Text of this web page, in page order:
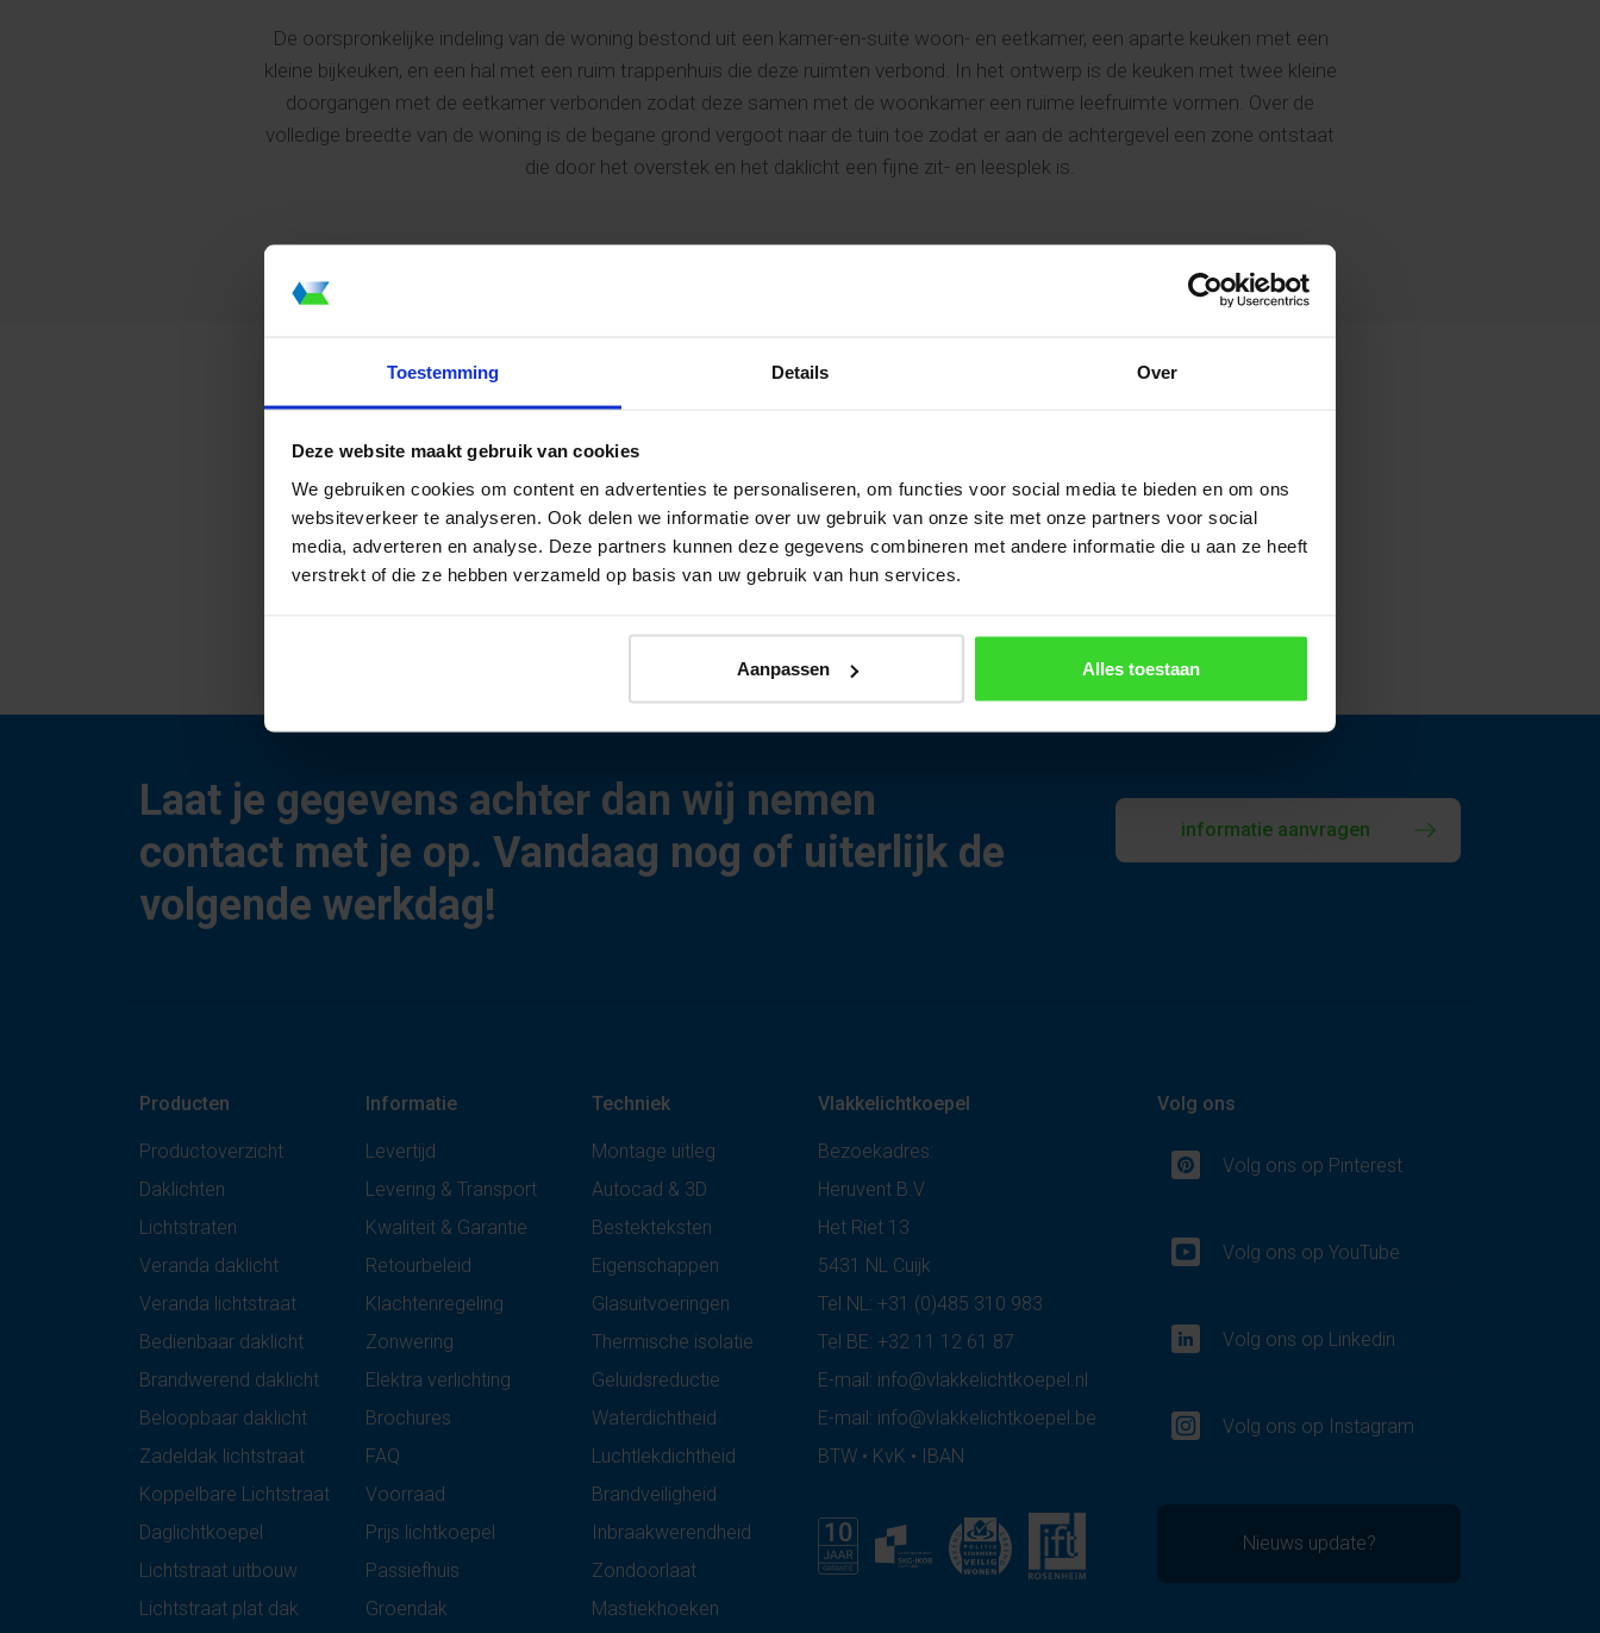
Toestemming Details Over
Deze website maakt gebruik van cookies
We gebruiken cookies om content en advertenties te personaliseren, om functies voor social media te bieden en om ons
websiteverkeer te analyseren. Ook delen we informatie over uw gebruik van onze site met onze partners voor social
media, adverteren en analyse. Deze partners kunnen deze gegevens combineren met andere informatie die u aan ze heeft
verstrekt of die ze hebben verzameld op basis van uw gebruik van hun services.
Aanpassen Alles toestaan
De oorspronkelijke indeling van de woning bestond uit een kamer-en-suite woon- en eetkamer, een aparte keuken met een
kleine bijkeuken, en een hal met een ruim trappenhuis die deze ruimten verbond. In het ontwerp is de keuken met twee kleine
doorgangen met de eetkamer verbonden zodat deze samen met de woonkamer een ruime leefruimte vormen. Over de
volledige breedte van de woning is de begane grond vergoot naar de tuin toe zodat er aan de achtergevel een zone ontstaat
die door het overstek en het daklicht een fijne zit- en leesplek is.
Bekijk alle projecten
Laat je gegevens achter dan wij nemen
contact met je op. Vandaag nog of uiterlijk de
volgende werkdag!
informatie aanvragen
Producten
Productoverzicht
Daklichten
Lichtstraten
Veranda daklicht
Veranda lichtstraat
Bedienbaar daklicht
Brandwerend daklicht
Beloopbaar daklicht
Zadeldak lichtstraat
Koppelbare Lichtstraat
Daglichtkoepel
Lichtstraat uitbouw
Lichtstraat plat dak
Informatie
Levertijd
Levering & Transport
Kwaliteit & Garantie
Retourbeleid
Klachtenregeling
Zonwering
Elektra verlichting
Brochures
FAQ
Voorraad
Prijs lichtkoepel
Passiefhuis
Groendak
Techniek
Montage uitleg
Autocad & 3D
Bestekteksten
Eigenschappen
Glasuitvoeringen
Thermische isolatie
Geluidsreductie
Waterdichtheid
Luchtlekdichtheid
Brandveiligheid
Inbraakwerendheid
Zondoorlaat
Mastiekhoeken
Vlakkelichtkoepel
Bezoekadres:
Heruvent B.V.
Het Riet 13
5431 NL Cuijk
Tel NL: +31 (0)485 310 983
Tel BE: +32 11 12 61 87
E-mail: info@vlakkelichtkoepel.nl
E-mail: info@vlakkelichtkoepel.be
BTW • KvK • IBAN
Volg ons
Volg ons op Pinterest
Volg ons op YouTube
Volg ons op Linkedin
Volg ons op Instagram
Nieuws update?